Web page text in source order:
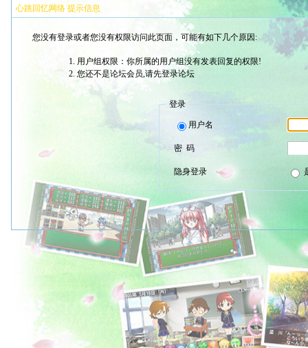
心跳回忆网络 提示信息
您没有登录或者您没有权限访问此页面，可能有如下几个原因:
用户组权限：你所属的用户组没有发表回复的权限!
您还不是论坛会员,请先登录论坛
登录
用户名
密 码
隐身登录